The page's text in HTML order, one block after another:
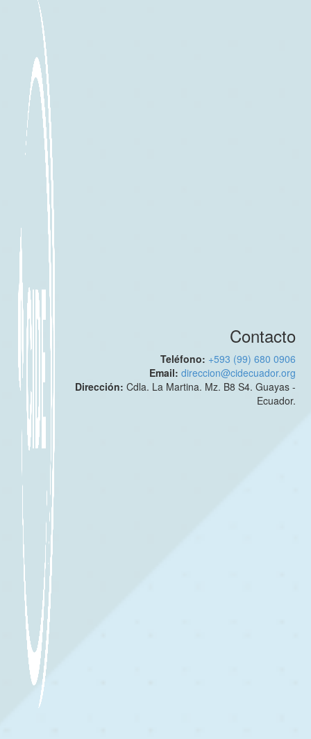
Contacto
Teléfono: +593 (99) 680 0906
Email:direccion@cidecuador.org
Dirección:Cdla. La Martina. Mz. B8 S4. Guayas -
Ecuador.